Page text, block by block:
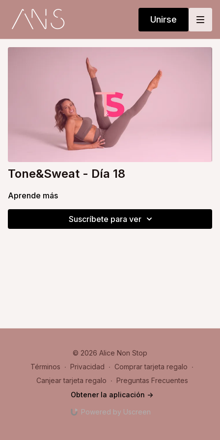
Unirse
Tone&Sweat - Día 18
Aprende más
Suscríbete para ver
© 2026 Alice Non Stop
Términos ∙ Privacidad ∙ Comprar tarjeta regalo ∙
Canjear tarjeta regalo ∙ Preguntas Frecuentes
Obtener la aplicación ->
Powered by Uscreen